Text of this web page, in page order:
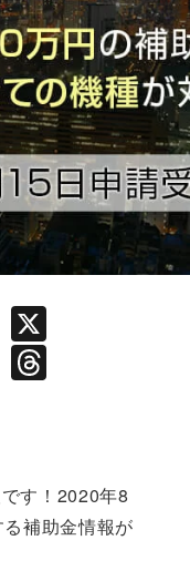
Pinterest
Pocket
す！2020年8
補助金情報が